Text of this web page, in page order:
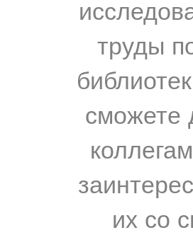
труды
сможете
их со